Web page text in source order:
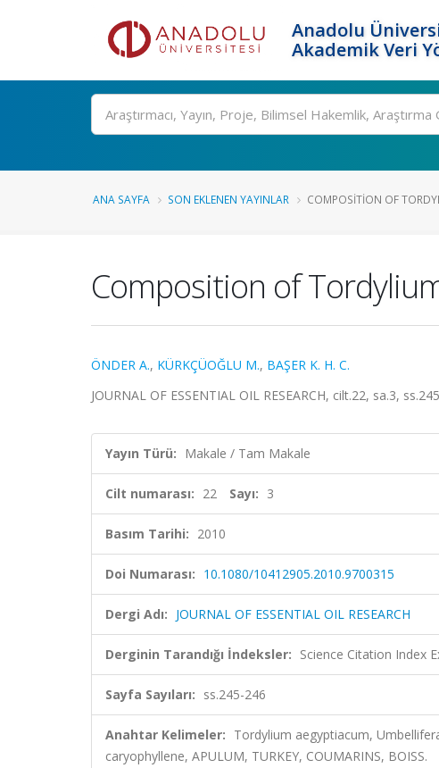
Anadolu
Akademik Veri
Ara
ANA SAYFA SON EKLENEN YAYINLAR COMPOSITION OF
Composition of
ÖNDER A., KÜRKÇÜOĞLU M., BAŞER K. H. C.
JOURNAL OF ESSENTIAL OIL RESEARCH, cilt.22, sa.3,
Yayın Türü: Makale / Tam Makale
Cilt numarası: 22 Sayı: 3
Basım Tarihi: 2010
Doi Numarası: 10.1080/10412905.2010.9700315
Dergi Adı: JOURNAL OF ESSENTIAL OIL RESEARCH
Derginin Tarandığı İndeksler: Science Citation Index
Sayfa Sayıları: ss.245-246
Anahtar Kelimeler: Tordylium aegyptiacum,
caryophyllene, APULUM, TURKEY, COUMARINS, BOISS.